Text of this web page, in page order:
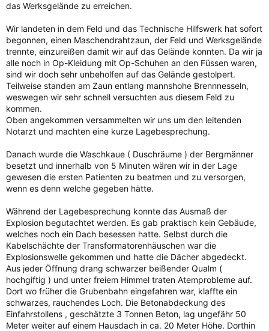
das Werksgelände zu erreichen.
Wir landeten in dem Feld und das Technische Hilfswerk hat sofort
begonnen, einen Maschendrahtzaun, der Feld und Werksgelände
trennte, einzureißen damit wir auf das Gelände konnten. Da wir ja
alle noch in Op-Kleidung mit Op-Schuhen an den Füssen waren,
sind wir doch sehr unbeholfen auf das Gelände gestolpert.
Teilweise standen am Zaun entlang mannshohe Brennnesseln,
weswegen wir sehr schnell versuchten aus diesem Feld zu
kommen.
Oben angekommen versammelten wir uns um den leitenden
Notarzt und machten eine kurze Lagebesprechung.
Danach wurde die Waschkaue ( Duschräume ) der Bergmänner
besetzt und innerhalb von 5 Minuten wären wir in der Lage
gewesen die ersten Patienten zu beatmen und zu versorgen,
wenn es denn welche gegeben hätte.
Während der Lagebesprechung konnte das Ausmaß der
Explosion begutachtet werden. Es gab praktisch kein Gebäude,
welches noch ein Dach besessen hatte. Selbst durch die
Kabelschächte der Transformatorenhäuschen war die
Explosionswelle gekommen und hatte die Dächer abgedeckt.
Aus jeder Öffnung drang schwarzer beißender Qualm (
hochgiftig ) und unter freiem Himmel traten Atemprobleme auf.
Dort wo früher die Grubenbahn eingefahren war, klaffte ein
schwarzes, rauchendes Loch. Die Betonabdeckung des
Einfahrstollens , geschätzte 3 Tonnen Beton, lag ungefähr 50
Meter weiter auf einem Hausdach in ca. 20 Meter Höhe. Dorthin